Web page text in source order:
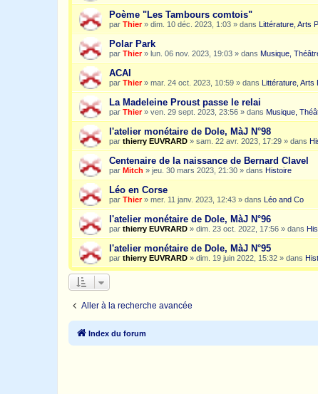
Poème "Les Tambours comtois"
par Thier» dim. 10 déc. 2023, 1:03 » dans Littérature, Arts
Polar Park
par Thier» lun. 06 nov. 2023, 19:03 » dans Musique,
ACAI
par Thier» mar. 24 oct. 2023, 10:59 » dans Littérature, Arts
La Madeleine Proust passe le relai
par Thier» ven. 29 sept. 2023, 23:56 » dans Musique,
l'atelier monétaire de Dole, MàJ N°98
par thierry EUVRARD » sam. 22 avr. 2023, 17:29 » dans
Centenaire de la naissance de Bernard Clavel
par Mitch » jeu. 30 mars 2023, 21:30 » dans Histoire
Léo en Corse
par Thier» mer. 11 janv. 2023, 12:43 » dans Léo and Co
l'atelier monétaire de Dole, MàJ N°96
par thierry EUVRARD » dim. 23 oct. 2022, 17:56 » dans
l'atelier monétaire de Dole, MàJ N°95
par thierry EUVRARD » dim. 19 juin 2022, 15:32 » dans
Aller à la recherche avancée
Index du forum